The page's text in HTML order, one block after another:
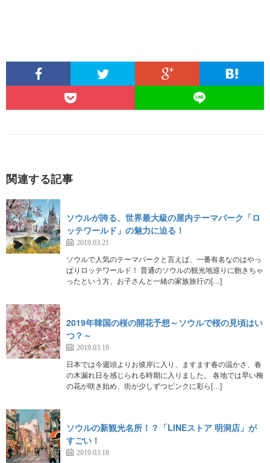
関連する記事
ソウルが誇る、世界最大級の屋内テーマパーク「ロ
ッテワールド」の魅力に迫る！
2019.03.21
ソウルで人気のテーマパークと言えば、一番有名なのはやっ
ぱりロッテワールド！ 普通のソウルの観光地巡りに飽きちゃ
ったという方、お子さんと一緒の家族旅行の[…]
2019年韓国の桜の開花予想～ソウルで桜の見頃はい
つ？～
2019.03.19
日本では今週頭よりお彼岸に入り、ますます春の温かさ、春
の木漏れ日を感じられる時期に入りました。 各地では早い梅
の花が咲き始め、街が少しずつピンクに彩ら[…]
ソウルの新観光名所！？「LINEストア 明洞店」が
すごい！
2019.03.18